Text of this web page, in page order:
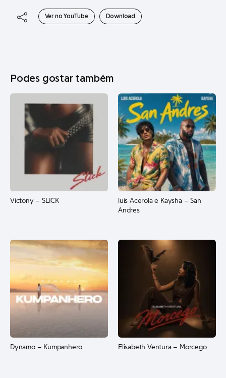
Ver no YouTube Download
Podes gostar também
Victony – SLICK
luis Acerola e Kaysha – San
Andres
Dynamo – Kumpanhero Elisabeth Ventura – Morcego